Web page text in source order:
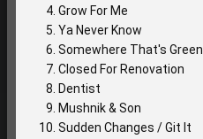
Grow For Me
Ya Never Know
Somewhere That's Green
Closed For Renovation
Dentist
Mushnik & Son
Sudden Changes / Git It